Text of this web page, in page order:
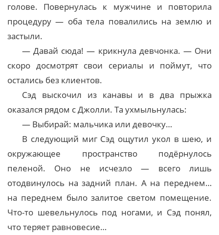
голове. Повернулась к мужчине и повторила
процедуру — оба тела повалились на землю и
застыли.
— Давай сюда! — крикнула девчонка. — Они
скоро досмотрят свои сериалы и поймут, что
остались без клиентов.
Сэд выскочил из канавы и в два прыжка
оказался рядом с Джолли. Та ухмыльнулась:
— Выбирай: мальчика или девочку…
В следующий миг Сэд ощутил укол в шею, и
окружающее пространство подёрнулось
пеленой. Оно не исчезло — всего лишь
отодвинулось на задний план. А на переднем…
на переднем было залитое светом помещение.
Что-то шевельнулось под ногами, и Сэд понял,
что теряет равновесие…